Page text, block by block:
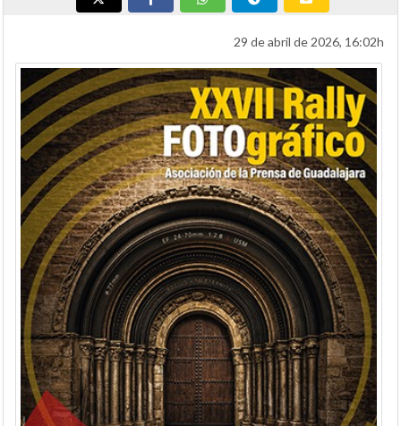
29 de abril de 2026, 16:02h